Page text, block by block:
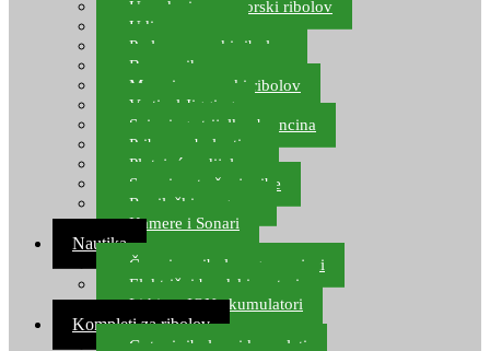
Upredenice za morski ribolov
Udice za more
Perle za morski ribolov
Brum prihrana za more
Mamci za morski ribolov
Vertical Jigging
Spinning strijelke, brancina
Pribor za bolentino
Plutajuća odijela
Sonari za traženje ribe
Ronilački program
Kamere i Sonari
Nautika
Čamci za ribolov, gumenjaci
Električni brodski motori
Lithium ION akumulatori
Kompleti za ribolov
Gotovi ribolovni kompleti